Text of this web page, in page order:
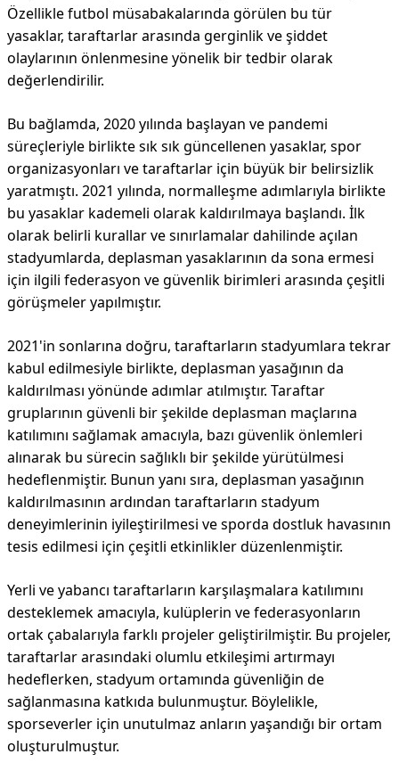
Özellikle futbol müsabakalarında görülen bu tür
yasaklar, taraftarlar arasında gerginlik ve şiddet
olaylarının önlenmesine yönelik bir tedbir olarak
değerlendirilir.
Bu bağlamda, 2020 yılında başlayan ve pandemi
süreçleriyle birlikte sık sık güncellenen yasaklar, spor
organizasyonları ve taraftarlar için büyük bir belirsizlik
yaratmıştı. 2021 yılında, normalleşme adımlarıyla birlikte
bu yasaklar kademeli olarak kaldırılmaya başlandı. İlk
olarak belirli kurallar ve sınırlamalar dahilinde açılan
stadyumlarda, deplasman yasaklarının da sona ermesi
için ilgili federasyon ve güvenlik birimleri arasında çeşitli
görüşmeler yapılmıştır.
2021'in sonlarına doğru, taraftarların stadyumlara tekrar
kabul edilmesiyle birlikte, deplasman yasağının da
kaldırılması yönünde adımlar atılmıştır. Taraftar
gruplarının güvenli bir şekilde deplasman maçlarına
katılımını sağlamak amacıyla, bazı güvenlik önlemleri
alınarak bu sürecin sağlıklı bir şekilde yürütülmesi
hedeflenmiştir. Bunun yanı sıra, deplasman yasağının
kaldırılmasının ardından taraftarların stadyum
deneyimlerinin iyileştirilmesi ve sporda dostluk havasının
tesis edilmesi için çeşitli etkinlikler düzenlenmiştir.
Yerli ve yabancı taraftarların karşılaşmalara katılımını
desteklemek amacıyla, kulüplerin ve federasyonların
ortak çabalarıyla farklı projeler geliştirilmiştir. Bu projeler,
taraftarlar arasındaki olumlu etkileşimi artırmayı
hedeflerken, stadyum ortamında güvenliğin de
sağlanmasına katkıda bulunmuştur. Böylelikle,
sporseverler için unutulmaz anların yaşandığı bir ortam
oluşturulmuştur.